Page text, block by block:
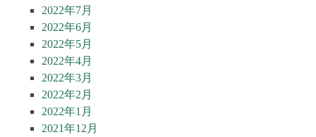
2022年7月
2022年6月
2022年5月
2022年4月
2022年3月
2022年2月
2022年1月
2021年12月